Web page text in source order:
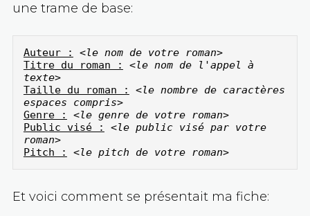
une trame de base:
Auteur : <le nom de votre roman >
Titre du roman :
<le nom de l'appel à
texte >
Taille du roman :
<le nombre de caractères
espaces compris>
Genre :
<le genre de votre roman>
Public visé :
<le public visé par votre
roman>
Pitch :
<le pitch de votre roman>
Et voici comment se présentait ma fiche: